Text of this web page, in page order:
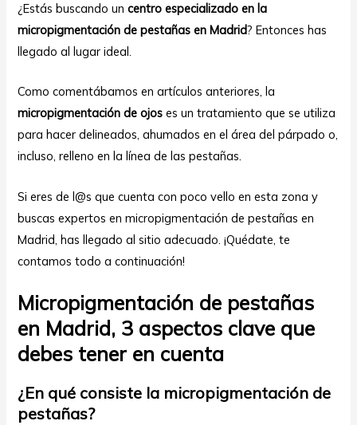
¿Estás buscando uncentro especializado en la
micropigmentación de pestañas en Madrid? Entonces has
llegado al lugar ideal.
Como comentábamos en artículos anteriores, la
micropigmentación de ojos es un tratamiento que se utiliza
para hacer delineados, ahumados en el área del párpado o,
incluso, relleno en la línea de las pestañas.
Si eres de l@s que cuenta con poco vello en esta zona y
buscas expertos en micropigmentación de pestañas en
Madrid, has llegado al sitio adecuado. ¡Quédate, te
contamos todo a continuación!
Micropigmentación de pestañas
en Madrid, 3 aspectos clave que
debes tener en cuenta
¿En qué consiste la micropigmentación de
pestañas?